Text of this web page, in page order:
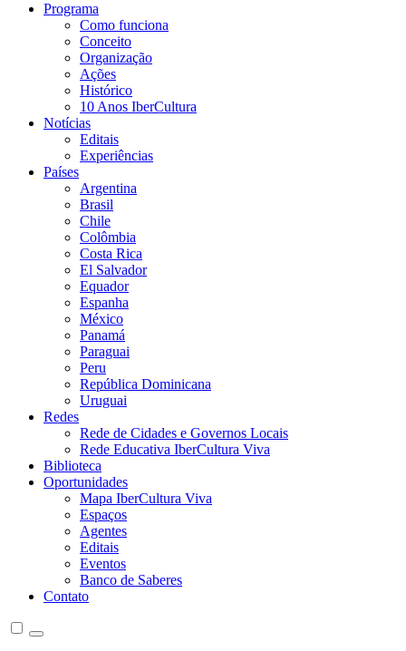
Programa
Como funciona
Conceito
Organização
Ações
Histórico
10 Anos IberCultura
Notícias
Editais
Experiências
Países
Argentina
Brasil
Chile
Colômbia
Costa Rica
El Salvador
Equador
Espanha
México
Panamá
Paraguai
Peru
República Dominicana
Uruguai
Redes
Rede de Cidades e Governos Locais
Rede Educativa IberCultura Viva
Biblioteca
Oportunidades
Mapa IberCultura Viva
Espaços
Agentes
Editais
Eventos
Banco de Saberes
Contato